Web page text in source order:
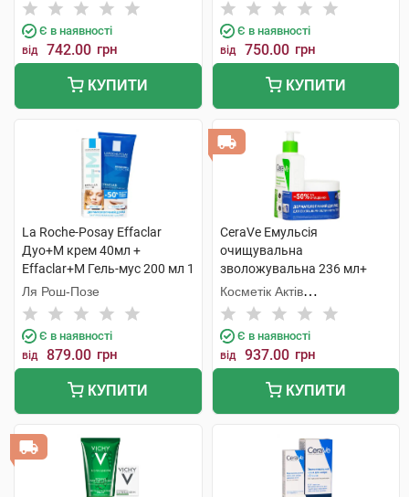
Є в наявності
від 742.00 грн
КУПИТИ
Є в наявності
від 750.00 грн
КУПИТИ
La Roche-Posay Effaclar
Дуо+М крем 40мл +
Effaclar+М Гель-мус 200 мл 1
набір
Ля Рош-Позе
Є в наявності
від 879.00 грн
КУПИТИ
CeraVe Емульсія
очищувальна
зволожувальна 236 мл+
крем зволожувальний 340
мл 1 набір
Косметік Актів
Інтернаціональ
Є в наявності
від 937.00 грн
КУПИТИ